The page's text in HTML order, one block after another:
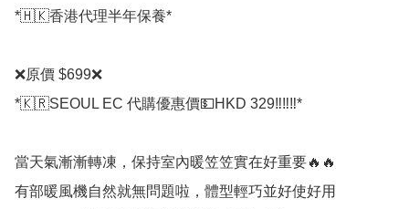
*🇭🇰香港代理半年保養*
❌原價 $699❌
*🇰🇷SEOUL EC 代購優惠價💵HKD 329‼️‼️‼️*
當天氣漸漸轉凍，保持室內暖笠笠實在好重要🔥🔥
有部暖風機自然就無問題啦，體型輕巧並好使好用